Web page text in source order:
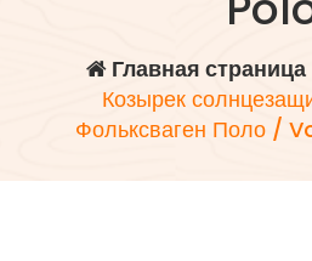
Главная страница
Козырек
Фольксваген Поло /